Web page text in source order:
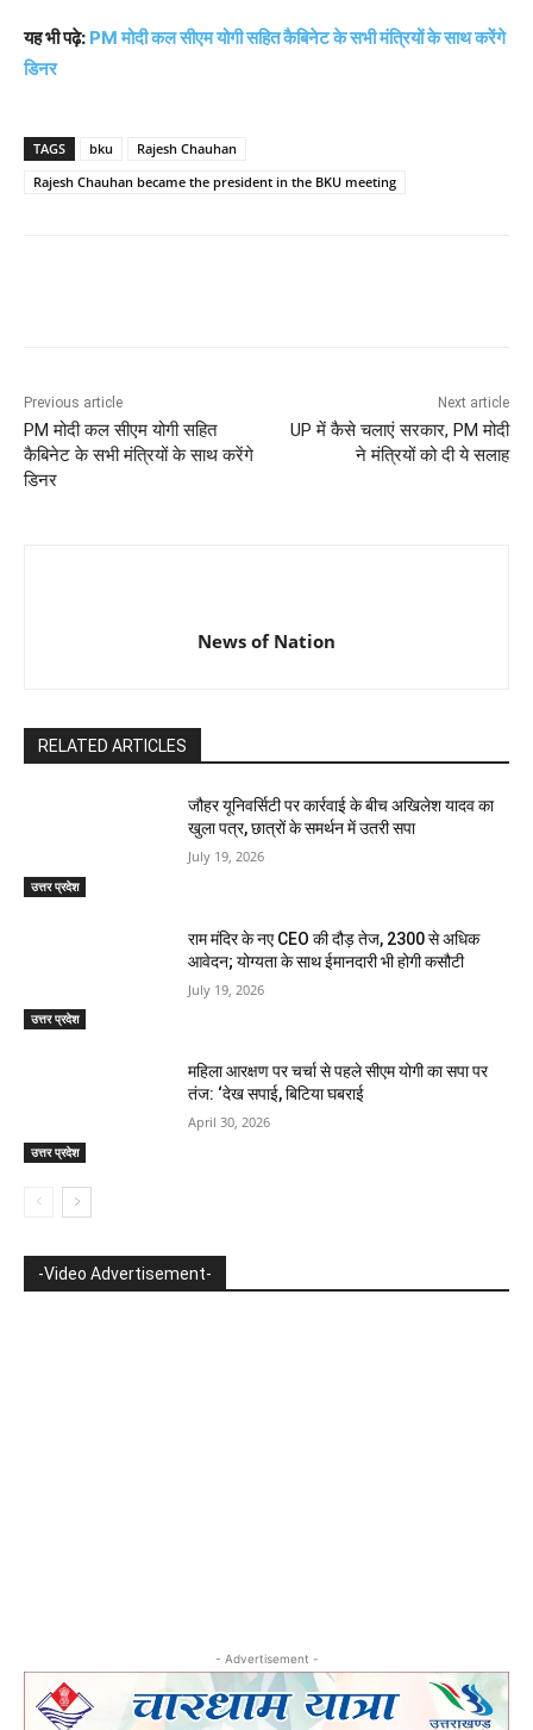
यह भी पढ़े: PM मोदी कल सीएम योगी सहित कैबिनेट के सभी मंत्रियों के साथ करेंगे
डिनर
TAGS bku
Rajesh Chauhan
Rajesh Chauhan became the president in the BKU meeting
Previous article
PM मोदी कल सीएम योगी सहित
कैबिनेट के सभी मंत्रियों के साथ करेंगे
डिनर
Next article
UP में कैसे चलाएं सरकार, PM मोदी
ने मंत्रियों को दी ये सलाह
News of Nation
RELATED ARTICLES
उत्तर प्रदेश
जौहर यूनिवर्सिटी पर कार्रवाई के बीच अखिलेश यादव का
खुला पत्र, छात्रों के समर्थन में उतरी सपा
July 19, 2026
उत्तर प्रदेश
राम मंदिर के नए CEO की दौड़ तेज, 2300 से अधिक
आवेदन; योग्यता के साथ ईमानदारी भी होगी कसौटी
July 19, 2026
उत्तर प्रदेश
महिला आरक्षण पर चर्चा से पहले सीएम योगी का सपा पर
तंज: ‘देख सपाई, बिटिया घबराई
April 30, 2026
-Video Advertisement-
- Advertisement -